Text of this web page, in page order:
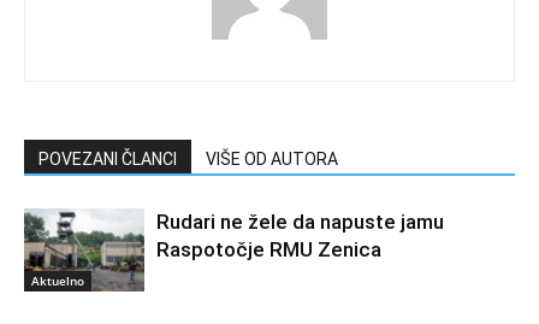
POVEZANI ČLANCI VIŠE OD AUTORA
Aktuelno
Rudari ne žele da napuste jamu
Raspotočje RMU Zenica